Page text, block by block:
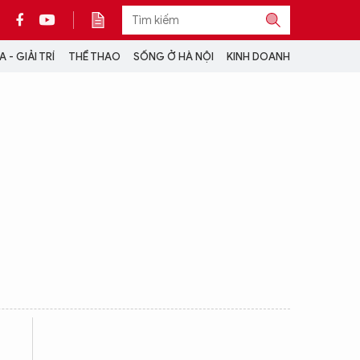
- GIẢI TRÍ THỂ THAO SỐNG Ở HÀ NỘI KINH DOANH